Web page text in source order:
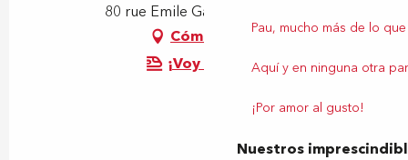
Pau, mucho más de lo
Aquí y en ninguna otra
¡Por amor al gusto!
Nuestros
80 rue Emile Garet, 64000 Pau
Cómo llegar
¡Voy en tren!